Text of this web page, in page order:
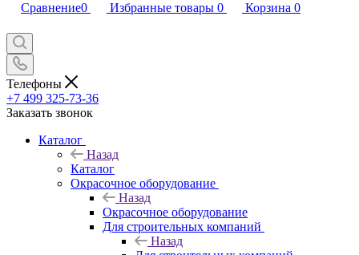
Сравнение0 Избранные товары 0 Корзина 0
Телефоны
+7 499 325-73-36
Заказать звонок
Каталог
Назад
Каталог
Окрасочное оборудование
Назад
Окрасочное оборудование
Для строительных компаний
Назад